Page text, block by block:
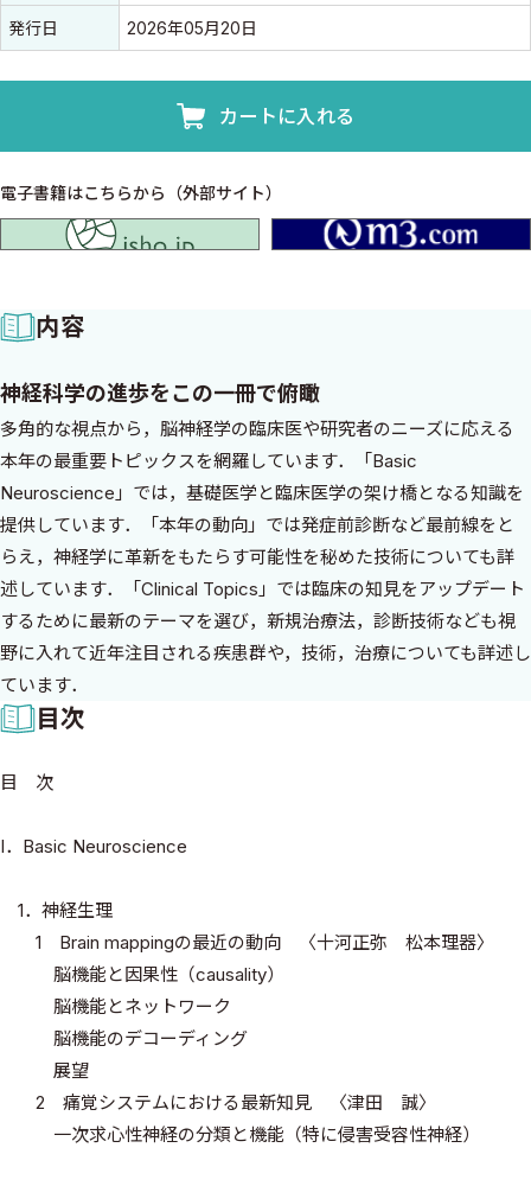
発行日 2026年05月20日
カートに入れる
電子書籍はこちらから（外部サイト）
内容
神経科学の進歩をこの一冊で俯瞰
多角的な視点から，脳神経学の臨床医や研究者のニーズに応える
本年の最重要トピックスを網羅しています．「Basic
Neuroscience」では，基礎医学と臨床医学の架け橋となる知識を
提供しています．「本年の動向」では発症前診断など最前線をと
らえ，神経学に革新をもたらす可能性を秘めた技術についても詳
述しています．「Clinical Topics」では臨床の知見をアップデート
するために最新のテーマを選び，新規治療法，診断技術なども視
野に入れて近年注目される疾患群や，技術，治療についても詳述し
ています．
目次
目 次
I．Basic Neuroscience
1．神経生理
1 Brain mappingの最近の動向 〈十河正弥 松本理器〉
脳機能と因果性（causality）
脳機能とネットワーク
脳機能のデコーディング
展望
2 痛覚システムにおける最新知見 〈津田 誠〉
一次求心性神経の分類と機能（特に侵害受容性神経）